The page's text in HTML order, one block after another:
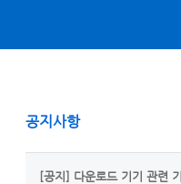
공지사항
[공지] 다운로드 기기 관련